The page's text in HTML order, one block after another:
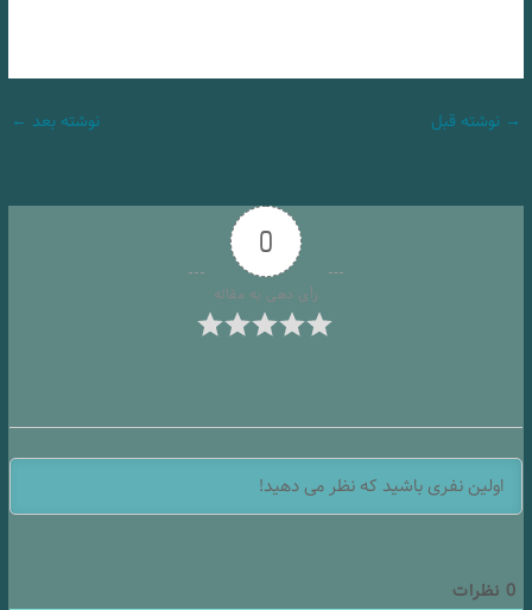
→ نوشته قبل نوشته بعد ←
0
رأی دهی به مقاله
0 نظرات